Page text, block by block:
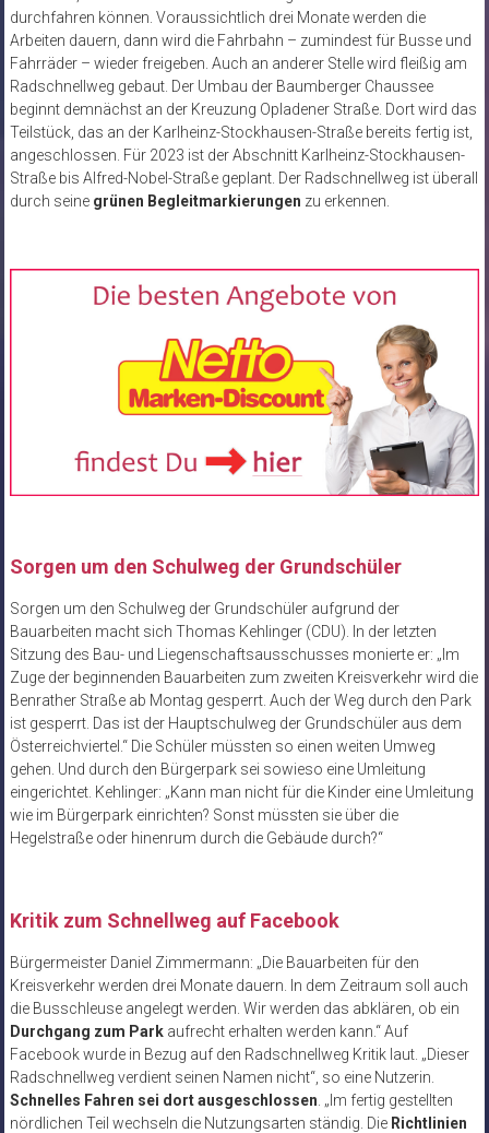
durchfahren können. Voraussichtlich drei Monate werden die
Arbeiten dauern, dann wird die Fahrbahn – zumindest für Busse und
Fahrräder – wieder freigeben. Auch an anderer Stelle wird fleißig am
Radschnellweg gebaut. Der Umbau der Baumberger Chaussee
beginnt demnächst an der Kreuzung Opladener Straße. Dort wird das
Teilstück, das an der Karlheinz-Stockhausen-Straße bereits fertig ist,
angeschlossen. Für 2023 ist der Abschnitt Karlheinz-Stockhausen-
Straße bis Alfred-Nobel-Straße geplant. Der Radschnellweg ist überall
durch seine grünen Begleitmarkierungen zu erkennen.
Sorgen um den Schulweg der Grundschüler
Sorgen um den Schulweg der Grundschüler aufgrund der
Bauarbeiten macht sich Thomas Kehlinger (CDU). In der letzten
Sitzung des Bau- und Liegenschaftsausschusses monierte er: „Im
Zuge der beginnenden Bauarbeiten zum zweiten Kreisverkehr wird die
Benrather Straße ab Montag gesperrt. Auch der Weg durch den Park
ist gesperrt. Das ist der Hauptschulweg der Grundschüler aus dem
Österreichviertel.“ Die Schüler müssten so einen weiten Umweg
gehen. Und durch den Bürgerpark sei sowieso eine Umleitung
eingerichtet. Kehlinger: „Kann man nicht für die Kinder eine Umleitung
wie im Bürgerpark einrichten? Sonst müssten sie über die
Hegelstraße oder hinenrum durch die Gebäude durch?“
Kritik zum Schnellweg auf Facebook
Bürgermeister Daniel Zimmermann: „Die Bauarbeiten für den
Kreisverkehr werden drei Monate dauern. In dem Zeitraum soll auch
die Busschleuse angelegt werden. Wir werden das abklären, ob ein
Durchgang zum Parkaufrecht erhalten werden kann.“ Auf
Facebook wurde in Bezug auf den Radschnellweg Kritik laut. „Dieser
Radschnellweg verdient seinen Namen nicht“, so eine Nutzerin.
Schnelles Fahren sei dort ausgeschlossen . „Im fertig gestellten
nördlichen Teil wechseln die Nutzungsarten ständig. Die Richtlinien